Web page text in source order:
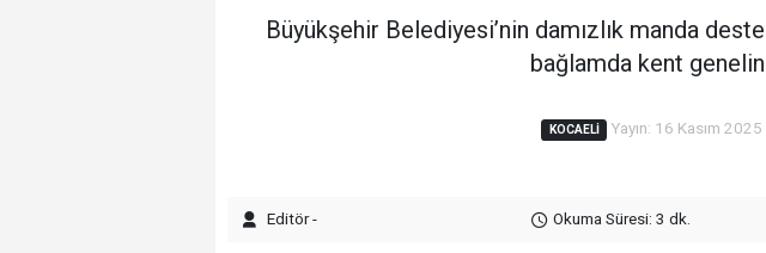
Büyükşehir Belediyesi’nin damızlık manda
bağlamda kent
KOCAELI Yayın: 16 Kasım
Editör - Okuma Süresi: 3 dk.